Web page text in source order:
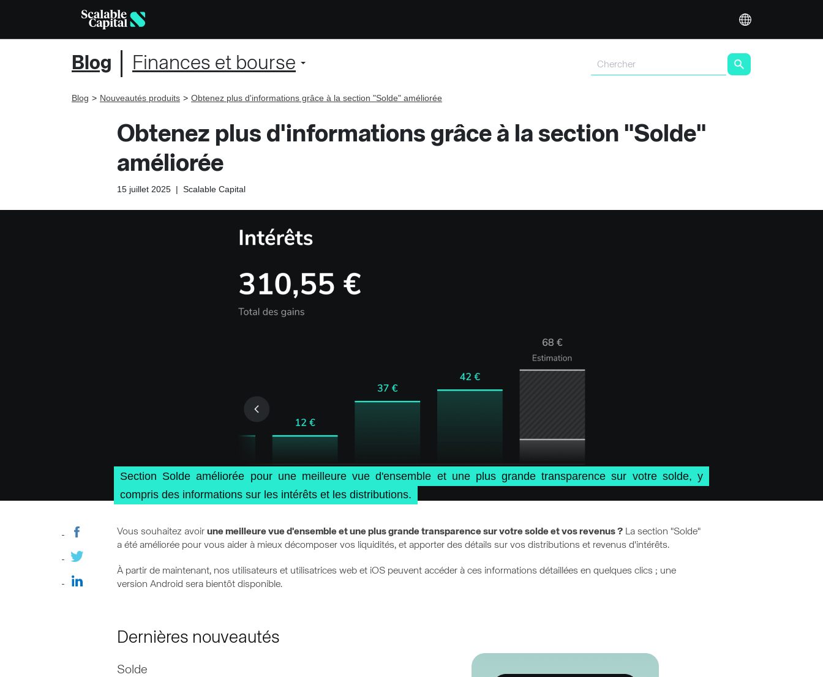
Blog Finances et bourse
Blog Nouveautés produits Obtenez plus d'informations grâce à la section "Solde" améliorée
Obtenez plus d'informations grâce à la section "Solde"
améliorée
15 juillet 2025 | Scalable Capital
Section Solde améliorée pour une meilleure vue d'ensemble et une plus grande transparence sur votre solde, y
compris des informations sur les intérêts et les distributions.
Vous souhaitez avoir une meilleure vue d'ensemble et une plus grande transparence sur votre solde et vos revenus ? La section "Solde"
a été améliorée pour vous aider à mieux décomposer vos liquidités, et apporter des détails sur vos distributions et revenus d'intérêts.
À partir de maintenant, nos utilisateurs et utilisatrices web et iOS peuvent accéder à ces informations détaillées en quelques clics ; une
version Android sera bientôt disponible.
Dernières nouveautés
Solde